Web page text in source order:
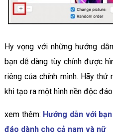
Hy vọng với những hướng
bạn dễ dàng tùy chỉnh được
riêng của chính mình. Hãy
khi tạo ra một hình nền độc
xem thêm: Hướng dẫn với
đáo dành cho cả nam và nữ